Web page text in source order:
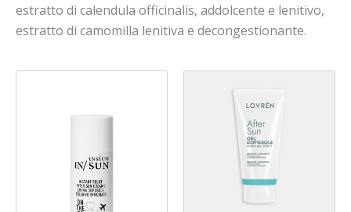
estratto di calendula officinalis, addolcente e lenitivo,
estratto di camomilla lenitiva e decongestionante.